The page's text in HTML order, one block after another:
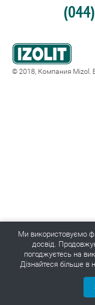
© 2018, Компания Mizol.
Ми використовуємо
досвід.
погоджуєтесь на
Дізнайтеся більше в